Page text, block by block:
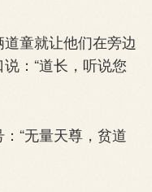
童就让他们在旁边
：“道长，听说您
“无量天尊，贫道